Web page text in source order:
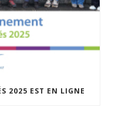
2025 EST EN LIGNE